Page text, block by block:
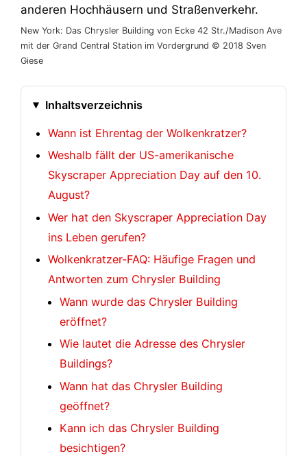
New York: Das Chrysler Building von Ecke 42 Str./Madison Ave
mit der Grand Central Station im Vordergrund © 2018 Sven
Giese
Inhaltsverzeichnis
Wann ist Ehrentag der Wolkenkratzer?
Weshalb fällt der US-amerikanische
Skyscraper Appreciation Day auf den 10.
August?
Wer hat den Skyscraper Appreciation Day
ins Leben gerufen?
Wolkenkratzer-FAQ: Häufige Fragen und
Antworten zum Chrysler Building
Wann wurde das Chrysler Building
eröffnet?
Wie lautet die Adresse des Chrysler
Buildings?
Wann hat das Chrysler Building
geöffnet?
Kann ich das Chrysler Building
besichtigen?